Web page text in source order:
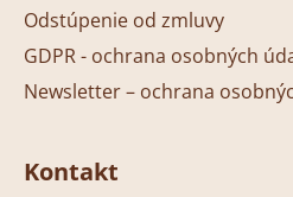
v
ý
p
Odstúpenie od zmluvy
GDPR - ochrana osobných
Newsletter – ochrana
Kontakt